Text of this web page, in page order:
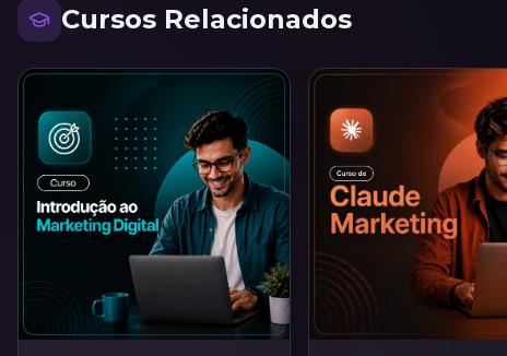
Cursos Relacionados